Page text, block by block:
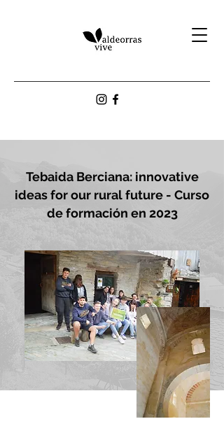
Tebaida Berciana: innovative
ideas for our rural future - Curso
de formación en 2023